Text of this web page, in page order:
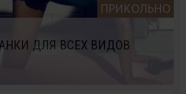
ПРИКОЛЬНО
ДЛЯ ВСЕХ ВИДОВ